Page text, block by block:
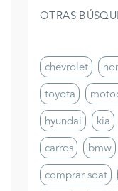
OTRAS
chevrolet
toyota
hyundai
kia
carros
bmw
comprar soat